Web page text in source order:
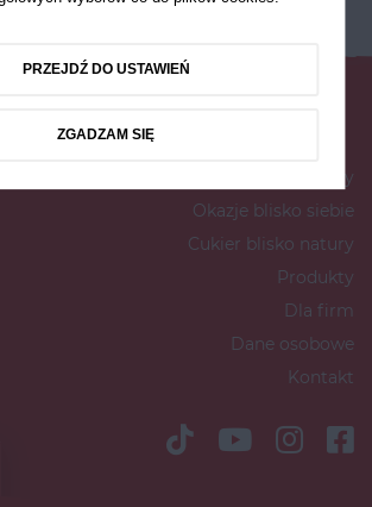
Przepisy
Okazje blisko siebie
Cukier blisko natury
Produkty
Dla firm
Dane osobowe
Kontakt
PRZEJDŹ DO USTAWIEŃ
ZGADZAM SIĘ